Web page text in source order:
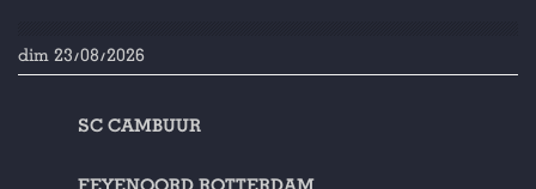
dim 23/08/2026
SC CAMBUUR